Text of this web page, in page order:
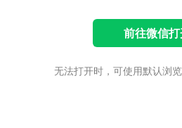
前往微信打
无法打开时，可使用默认浏览